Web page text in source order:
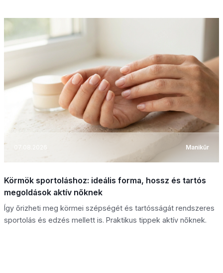
07.08.2026 Manikűr
Körmök sportoláshoz: ideális forma, hossz és tartós
megoldások aktív nőknek
Így őrizheti meg körmei szépségét és tartósságát rendszeres
sportolás és edzés mellett is. Praktikus tippek aktív nőknek.